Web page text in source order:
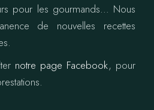
pour les gourmands… Nous
de nouvelles recettes
notre page Facebook, pour